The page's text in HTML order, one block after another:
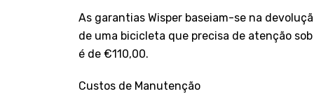
As garantias Wisper baseiam-se na
de uma bicicleta que precisa de atenção
é de €110,00.
Custos de Manutenção